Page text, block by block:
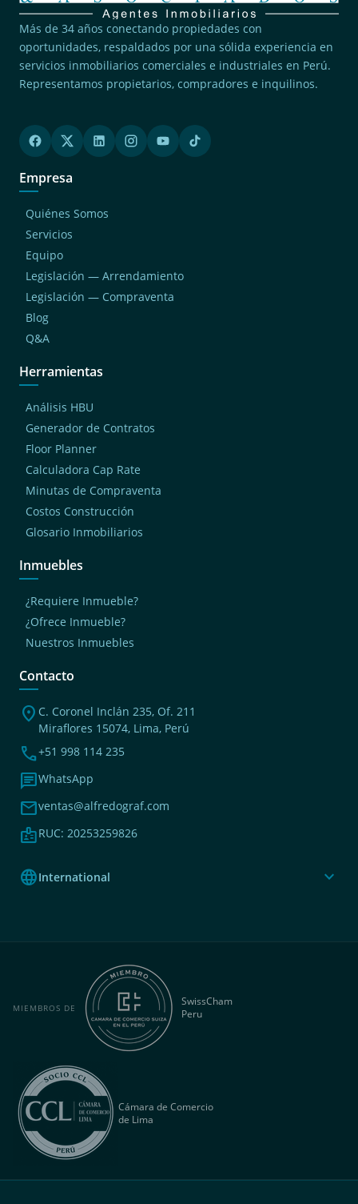
Más de 34 años conectando propiedades con
oportunidades, respaldados por una sólida experiencia en
servicios inmobiliarios comerciales e industriales en Perú.
Representamos propietarios, compradores e inquilinos.
Empresa
Quiénes Somos
Servicios
Equipo
Legislación — Arrendamiento
Legislación — Compraventa
Blog
Q&A
Herramientas
Análisis HBU
Generador de Contratos
Floor Planner
Calculadora Cap Rate
Minutas de Compraventa
Costos Construcción
Glosario Inmobiliarios
Inmuebles
¿Requiere Inmueble?
¿Ofrece Inmueble?
Nuestros Inmuebles
Contacto
location_on C. Coronel Inclán 235, Of. 211
Miraflores 15074, Lima, Perú
phone+51 998 114 235
chatWhatsApp
mailventas@alfredograf.com
badgeRUC: 20253259826
languageInternational expand_more
MIEMBROS DE
SwissCham
Peru
Cámara de Comercio
de Lima